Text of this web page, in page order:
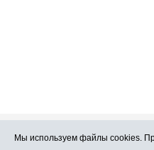
Про Atlants.lv
Мы используем файлы cookies.